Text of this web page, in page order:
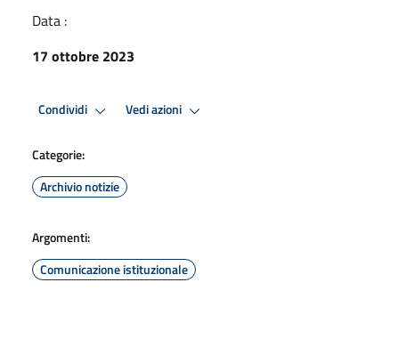
Data :
17 ottobre 2023
Condividi Vedi azioni
Categorie:
Archivio notizie
Argomenti:
Comunicazione istituzionale